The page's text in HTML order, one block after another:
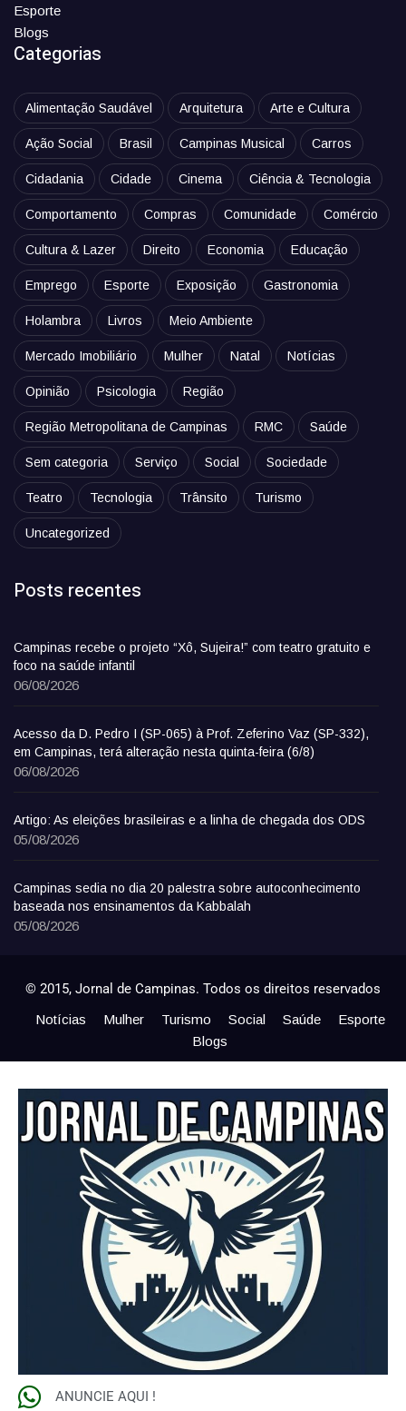
Esporte
Blogs
Categorias
Alimentação Saudável Arquitetura Arte e Cultura
Ação Social Brasil Campinas Musical Carros
Cidadania Cidade Cinema Ciência & Tecnologia
Comportamento Compras Comunidade Comércio
Cultura & Lazer Direito Economia Educação
Emprego Esporte Exposição Gastronomia
Holambra Livros Meio Ambiente
Mercado Imobiliário Mulher Natal Notícias
Opinião Psicologia Região
Região Metropolitana de Campinas RMC Saúde
Sem categoria Serviço Social Sociedade
Teatro Tecnologia Trânsito Turismo
Uncategorized
Posts recentes
Campinas recebe o projeto “Xô, Sujeira!” com teatro gratuito e
foco na saúde infantil
06/08/2026
Acesso da D. Pedro I (SP-065) à Prof. Zeferino Vaz (SP-332),
em Campinas, terá alteração nesta quinta-feira (6/8)
06/08/2026
Artigo: As eleições brasileiras e a linha de chegada dos ODS
05/08/2026
Campinas sedia no dia 20 palestra sobre autoconhecimento
baseada nos ensinamentos da Kabbalah
05/08/2026
© 2015, Jornal de Campinas. Todos os direitos reservados
Notícias Mulher Turismo Social Saúde
Esporte
Blogs
ANUNCIE AQUI !